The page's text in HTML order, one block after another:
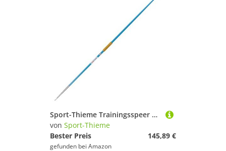
Sport-Thieme Trainingsspeer Club | Verschiedene Gewichte | Aluminium | Ausgezeichnete Flugeigenschaften | Trainingsspeer | Blau-Gelb
von Sport-Thieme
Bester Preis
145,89 €
gefunden bei Amazon